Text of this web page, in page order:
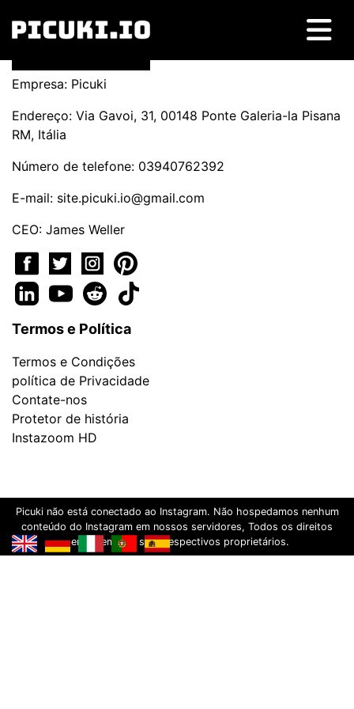
Empresa: Picuki
Endereço: Via Gavoi, 31, 00148 Ponte Galeria-la Pisana
RM, Itália
Número de telefone: 03940762392
E-mail: site.picuki.io@gmail.com
CEO: James Weller
Termos e Política
Termos e Condições
política de Privacidade
Contate-nos
Protetor de história
Instazoom HD
Picuki não está conectado ao Instagram. Não hospedamos nenhum
conteúdo do Instagram em nossos servidores, Todos os direitos
pertencem aos seus respectivos proprietários.